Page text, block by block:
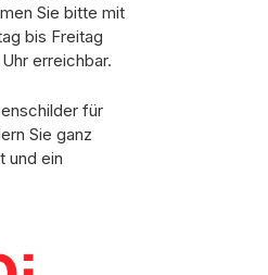
Sie bitte mit
bis Freitag
erreichbar.
für
Sie ganz
und ein